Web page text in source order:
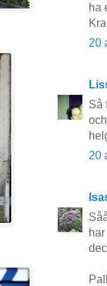
ha
20
Så
20